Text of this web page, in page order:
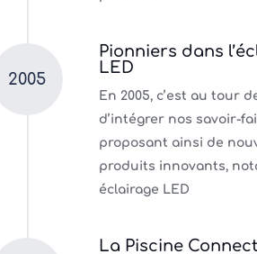
2005
Pionniers dans
LED
En 2005, c’est au tour
d’intégrer nos savoir-
proposant ainsi de
produits innovants,
éclairage LED
La Piscine